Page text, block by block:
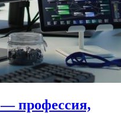
профессия,